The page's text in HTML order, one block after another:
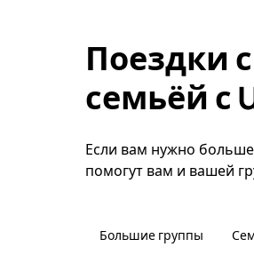
Поездки
семьёй с
Если вам нужно
помогут вам и вашей
Большие группы